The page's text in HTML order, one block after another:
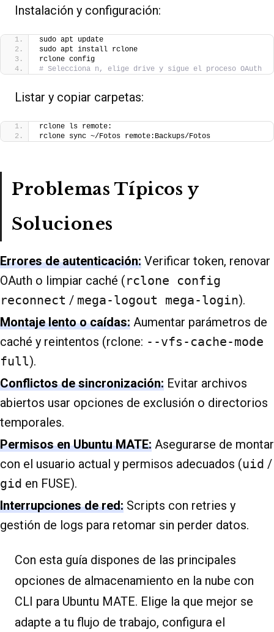
Instalación y configuración:
sudo apt update
sudo apt install rclone
rclone config
# Selecciona n, elige drive y sigue el proceso OAuth
Listar y copiar carpetas:
rclone ls remote:
rclone sync ~/Fotos remote:Backups/Fotos
Problemas Típicos y
Soluciones
Errores de autenticación: Verificar token, renovar
OAuth o limpiar caché (rclone config
reconnect / mega-logout mega-login).
Montaje lento o caídas: Aumentar parámetros de
caché y reintentos (rclone: --vfs-cache-mode
full).
Conflictos de sincronización: Evitar archivos
abiertos usar opciones de exclusión o directorios
temporales.
Permisos en Ubuntu MATE: Asegurarse de montar
con el usuario actual y permisos adecuados (uid /
gid en FUSE).
Interrupciones de red: Scripts con retries y
gestión de logs para retomar sin perder datos.
Con esta guía dispones de las principales
opciones de almacenamiento en la nube con
CLI para Ubuntu MATE. Elige la que mejor se
adapte a tu flujo de trabajo, configura el